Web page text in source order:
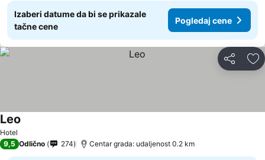
Izaberi datume da bi se prikazale
tačne cene
Pogledaj cene
Deli
Hotel
Leo
9,5 Odlično 274 Centar grada: udaljenost 0.2 km